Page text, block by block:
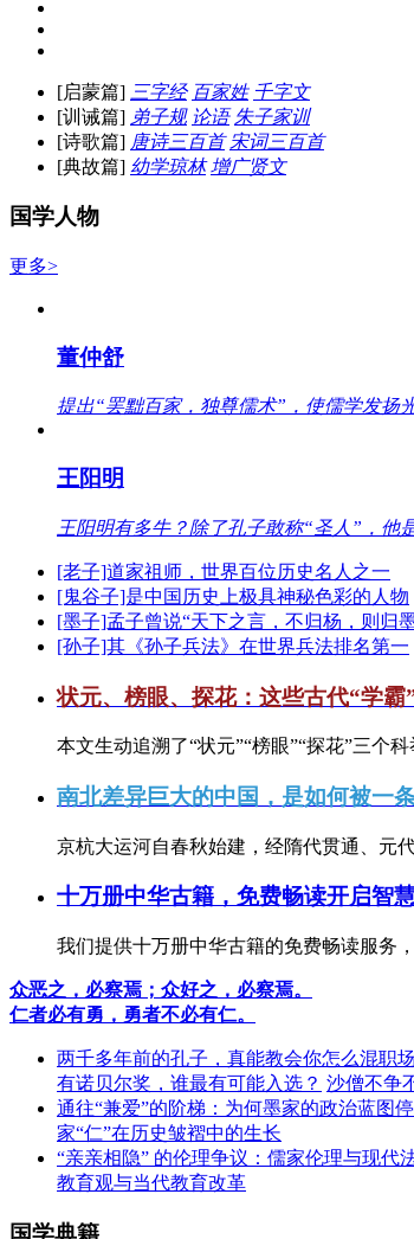
[启蒙篇] 三字经 百家姓 千字文
[训诫篇] 弟子规 论语 朱子家训
[诗歌篇] 唐诗三百首 宋词三百首
[典故篇] 幼学琼林 增广贤文
国学人物
更多>
董仲舒
提出“罢黜百家，独尊儒术”，使儒学发扬
王阳明
王阳明有多牛？除了孔子敢称“圣人”，他
[老子]道家祖师，世界百位历史名人之一
[鬼谷子]是中国历史上极具神秘色彩的人物
[墨子]孟子曾说“天下之言，不归杨，则归
[孙子]其《孙子兵法》在世界兵法排名第一
状元、榜眼、探花：这些古代“学霸
本文生动追溯了“状元”“榜眼”“探花”三个
南北差异巨大的中国，是如何被一
京杭大运河自春秋始建，经隋代贯通、元
十万册中华古籍，免费畅读开启智
我们提供十万册中华古籍的免费畅读服务
众恶之，必察焉；众好之，必察焉。
仁者必有勇，勇者不必有仁。
两千多年前的孔子，真能教会你怎么混职
有诺贝尔奖，谁最有可能入选？ 沙僧不争
通往“兼爱”的阶梯：为何墨家的政治蓝图
家“仁”在历史皱褶中的生长
“亲亲相隐” 的伦理争议：儒家伦理与现代
教育观与当代教育改革
国学典籍